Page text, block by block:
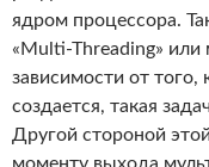
ядром процессора.
«Multi-Threading» или
зависимости от того,
создается, такая
Другой стороной